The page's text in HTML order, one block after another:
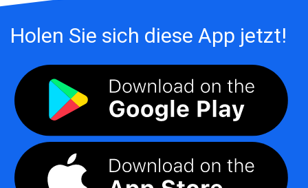
Holen Sie sich diese App jetzt!